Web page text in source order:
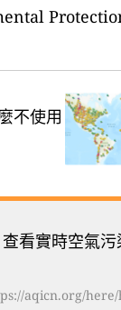
不使用
看實時空氣
aqicn.org/